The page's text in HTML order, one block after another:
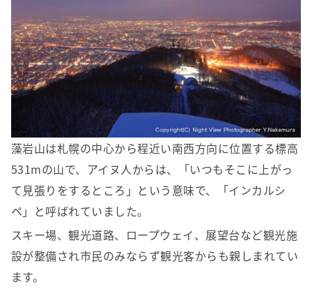
藻岩山は札幌の中心から程近い南西方向に位置する標高
531mの山で、アイヌ人からは、「いつもそこに上がっ
て見張りをするところ」という意味で、「インカルシ
ペ」と呼ばれていました。
スキー場、観光道路、ロープウェイ、展望台など観光施
設が整備され市民のみならず観光客からも親しまれてい
ます。